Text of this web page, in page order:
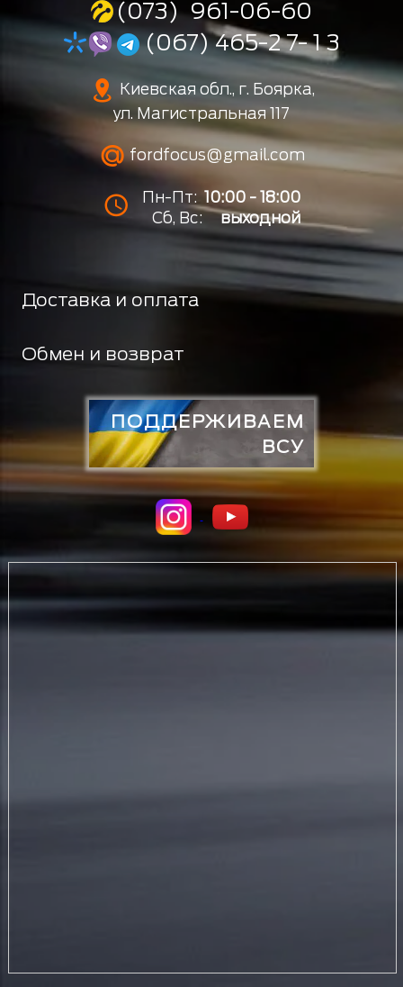
(073) 961-06-60
(067) 465-2 7- 1 3
Киевская обл., г. Боярка,
ул. Магистральная 117
fordfocus@gmail.com
Пн-Пт: 10:00 - 18:00
Сб, Вс:
выходной
Доставка и оплата
Обмен и возврат
ПОДДЕРЖИВАЕМ
ВСУ